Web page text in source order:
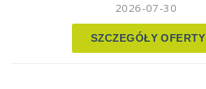
2026-07-30
SZCZEGÓŁY OFERTY